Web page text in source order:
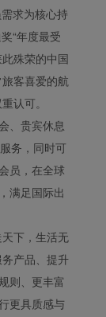
求为核心持
“年度最受
殊荣的中国
客喜爱的航
认可。
、贵宾休息
务，同时可
员，在全球
满足国际出
下，生活无
产品、提升
则、更丰富
更具质感与